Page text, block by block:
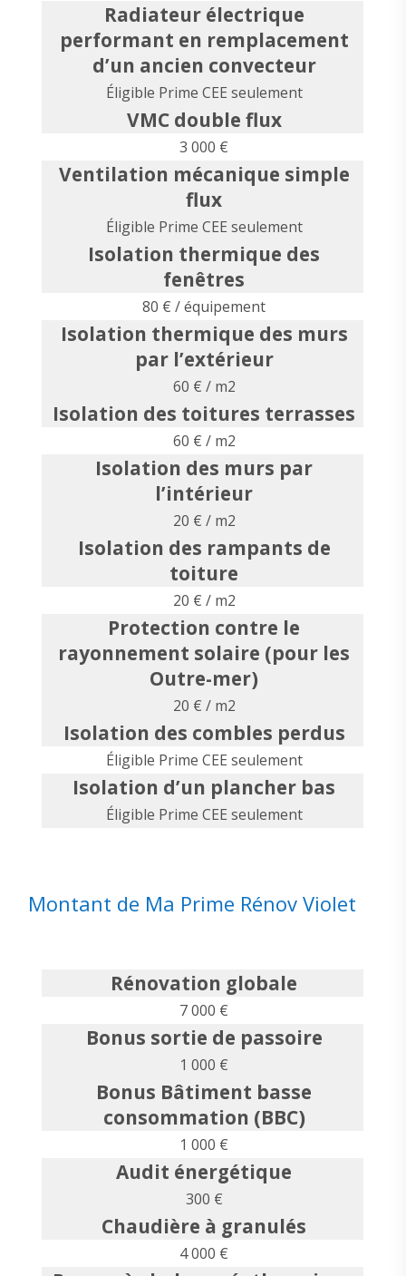
Radiateur électrique
performant en remplacement
d’un ancien convecteur
Éligible Prime CEE seulement
VMC double flux
3 000 €
Ventilation mécanique simple
flux
Éligible Prime CEE seulement
Isolation thermique des
fenêtres
80 € / équipement
Isolation thermique des murs
par l’extérieur
60 € / m2
Isolation des toitures terrasses
60 € / m2
Isolation des murs par
l’intérieur
20 € / m2
Isolation des rampants de
toiture
20 € / m2
Protection contre le
rayonnement solaire (pour les
Outre-mer)
20 € / m2
Isolation des combles perdus
Éligible Prime CEE seulement
Isolation d’un plancher bas
Éligible Prime CEE seulement
Montant de Ma Prime Rénov Violet
Rénovation globale
7 000 €
Bonus sortie de passoire
1 000 €
Bonus Bâtiment basse
consommation (BBC)
1 000 €
Audit énergétique
300 €
Chaudière à granulés
4 000 €